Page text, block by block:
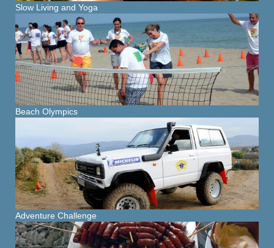
Slow Living and Yoga
Beach Olympics
Adventure Challenge